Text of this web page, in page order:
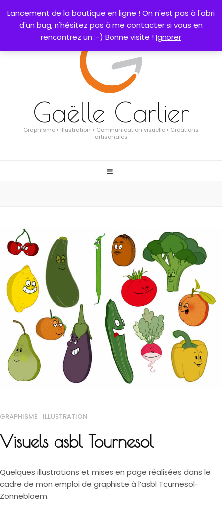
Lancement de la boutique en ligne ! On n'est pas à l'abri
d'un bug, n'hésitez pas à me contacter si vous en
rencontrez un :-) Bonne visite !Ignorer
Gaëlle Carlier
Graphisme • Illustration • Communication visuelle • Créations
artisanales
GRAPHISME ILLUSTRATION
Visuels asbl Tournesol
Quelques illustrations et mises en page réalisées dans le
cadre de mon emploi de graphiste à l’asbl Tournesol-
Zonnebloem.